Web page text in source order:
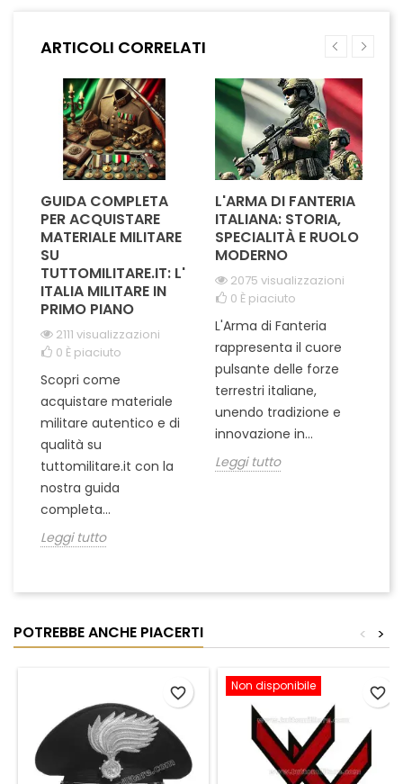
abbigliamento tattico. Il
ARTICOLI CORRELATI
GUIDA COMPLETA
PER ACQUISTARE
MATERIALE MILITARE
SU
TUTTOMILITARE.IT: L'
ITALIA MILITARE IN
PRIMO PIANO
2111 visualizzazioni
0 È piaciuto
Scopri come
acquistare materiale
militare autentico e di
qualità su
tuttomilitare.it con la
nostra guida
completa...
Leggi tutto
L'ARMA DI FANTERIA
ITALIANA: STORIA,
SPECIALITÀ E RUOLO
MODERNO
2075 visualizzazioni
0 È piaciuto
L'Arma di Fanteria
rappresenta il cuore
pulsante delle forze
terrestri italiane,
unendo tradizione e
innovazione in...
Leggi tutto
POTREBBE ANCHE PIACERTI >
<
favorite_border Non disponibile favorite_border